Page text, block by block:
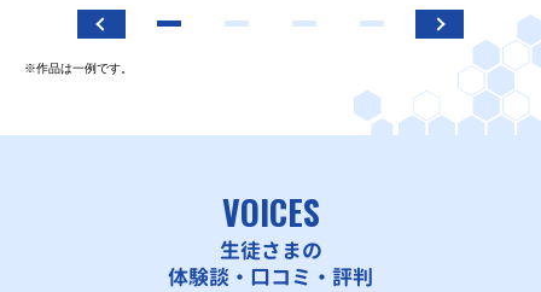
※作品は一例です。
VOICES
生徒さまの
体験談・口コミ・評判